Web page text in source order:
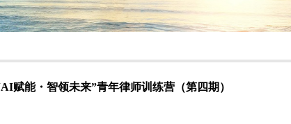
赋能・智领未来”青年律师训练营（第四期）